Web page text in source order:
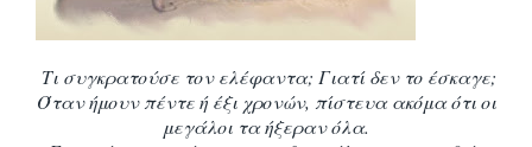
Τι συγκρατούσε τον ελέφαντα; Γιατί δεν το έσκαγε;
Όταν ήμουν πέντε ή έξι χρονών, πίστευα ακόμα ότι οι
μεγάλοι τα ήξεραν όλα.